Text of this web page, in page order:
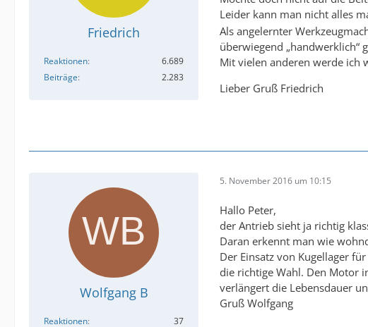
Friedrich
Reaktionen
6.689
Beiträge
2.283
Leider kann man nicht alles
Als angelernter
überwiegend „handwerklich“
Mit vielen anderen werde ich
Lieber Gruß Friedrich
Wolfgang B
Reaktionen 37
5. November 2016 um 10:15
Hallo Peter,
der Antrieb sieht ja richtig
Daran erkennt man wie
Der Einsatz von Kugellager
die richtige Wahl. Den Motor
verlängert die Lebensdauer
Gruß Wolfgang